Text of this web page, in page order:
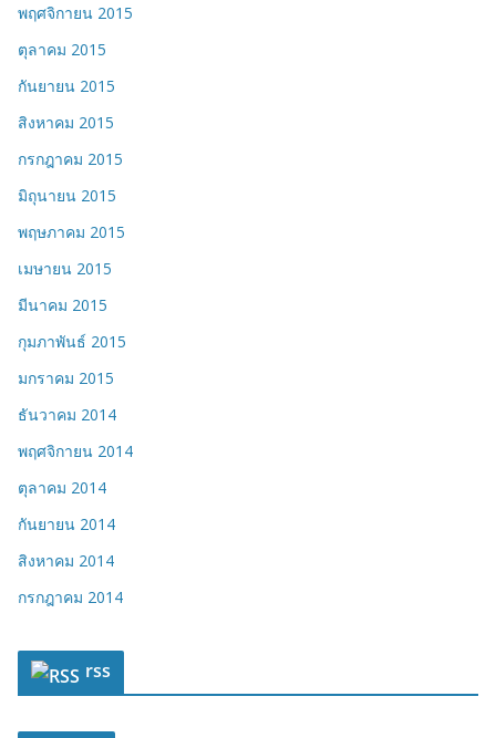
พฤศจิกายน 2015
ตุลาคม 2015
กันยายน 2015
สิงหาคม 2015
กรกฎาคม 2015
มิถุนายน 2015
พฤษภาคม 2015
เมษายน 2015
มีนาคม 2015
กุมภาพันธ์ 2015
มกราคม 2015
ธันวาคม 2014
พฤศจิกายน 2014
ตุลาคม 2014
กันยายน 2014
สิงหาคม 2014
กรกฎาคม 2014
rss